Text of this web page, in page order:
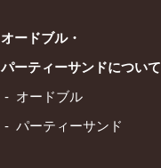
オードブル・
パーティーサンドについて
オードブル
パーティーサンド